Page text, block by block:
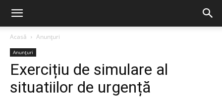
Acasă Anunțuri
Anunțuri
Exercițiu de simulare al
situatiilor de urgență